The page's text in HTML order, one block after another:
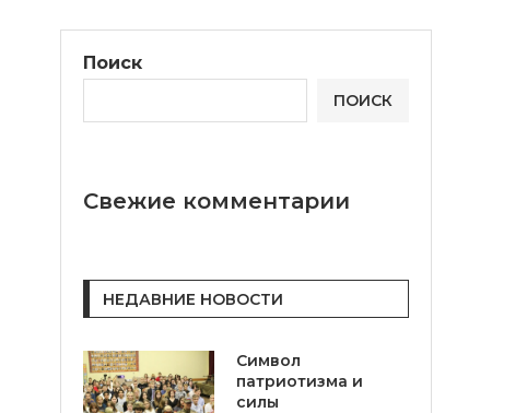
Поиск
ПОИСК
Свежие комментарии
НЕДАВНИЕ НОВОСТИ
Символ
патриотизма и
силы